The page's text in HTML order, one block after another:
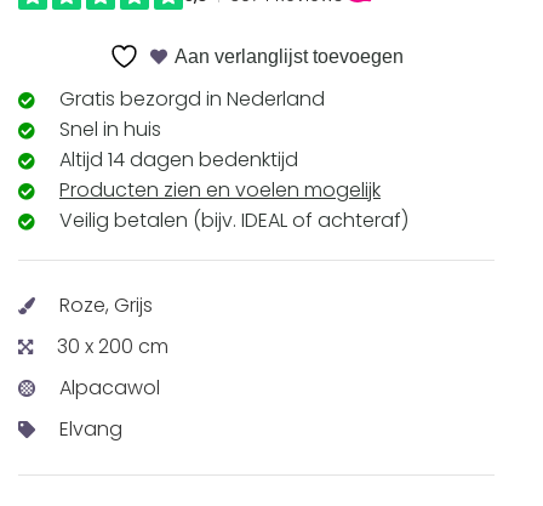
Aan verlanglijst toevoegen
Gratis bezorgd in Nederland
Snel in huis
Altijd 14 dagen bedenktijd
Producten zien en voelen mogelijk
Veilig betalen (bijv. IDEAL of achteraf)
Roze, Grijs
30 x 200 cm
Alpacawol
Elvang